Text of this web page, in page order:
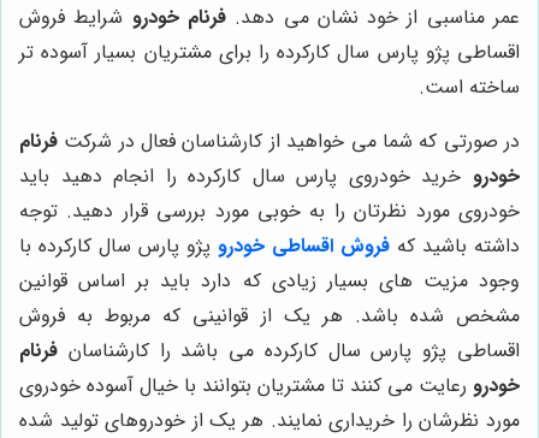
عمر مناسبی از خود نشان می دهد.فرنام خودرو شرایط فروش
اقساطی پژو پارس سال کارکرده را برای مشتریان بسیار آسوده تر
ساخته است.
در صورتی که شما می خواهید از کارشناسان فعال در شرکت فرنام
خودرو خرید خودروی پارس سال کارکرده را انجام دهید باید
خودروی مورد نظرتان را به خوبی مورد بررسی قرار دهید. توجه
داشته باشید که فروش اقساطی خودرو پژو پارس سال کارکرده با
وجود مزیت های بسیار زیادی که دارد باید بر اساس قوانین
مشخص شده باشد. هر یک از قوانینی که مربوط به فروش
اقساطی پژو پارس سال کارکرده می باشد را کارشناسان فرنام
خودرو رعایت می کنند تا مشتریان بتوانند با خیال آسوده خودروی
مورد نظرشان را خریداری نمایند. هر یک از خودروهای تولید شده